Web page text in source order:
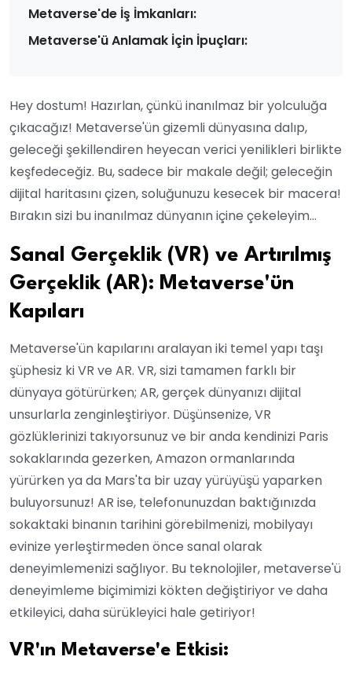
Metaverse'de İş İmkanları:
Metaverse'ü Anlamak İçin İpuçları:
Hey dostum! Hazırlan, çünkü inanılmaz bir yolculuğa
çıkacağız! Metaverse'ün gizemli dünyasına dalıp,
geleceği şekillendiren heyecan verici yenilikleri birlikte
keşfedeceğiz. Bu, sadece bir makale değil; geleceğin
dijital haritasını çizen, soluğunuzu kesecek bir macera!
Bırakın sizi bu inanılmaz dünyanın içine çekeleyim…
Sanal Gerçeklik (VR) ve Artırılmış
Gerçeklik (AR): Metaverse'ün
Kapıları
Metaverse'ün kapılarını aralayan iki temel yapı taşı
şüphesiz ki VR ve AR. VR, sizi tamamen farklı bir
dünyaya götürürken; AR, gerçek dünyanızı dijital
unsurlarla zenginleştiriyor. Düşünsenize, VR
gözlüklerinizi takıyorsunuz ve bir anda kendinizi Paris
sokaklarında gezerken, Amazon ormanlarında
yürürken ya da Mars'ta bir uzay yürüyüşü yaparken
buluyorsunuz! AR ise, telefonunuzdan baktığınızda
sokaktaki binanın tarihini görebilmenizi, mobilyayı
evinize yerleştirmeden önce sanal olarak
deneyimlemenizi sağlıyor. Bu teknolojiler, metaverse'ü
deneyimleme biçimimizi kökten değiştiriyor ve daha
etkileyici, daha sürükleyici hale getiriyor!
VR'ın Metaverse'e Etkisi: